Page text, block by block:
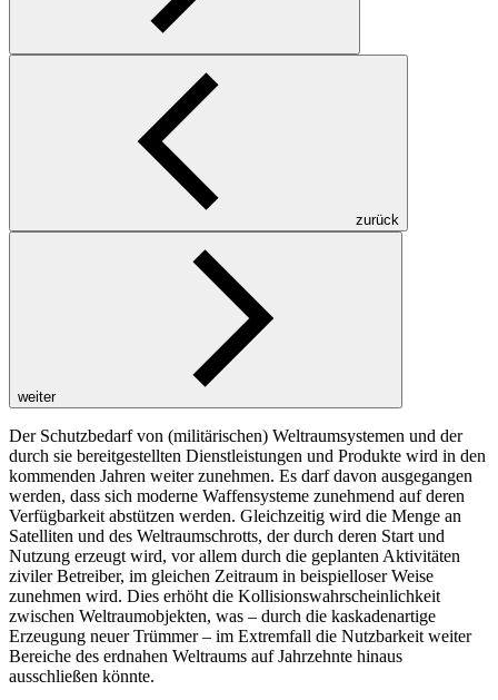
zurück
weiter
Der Schutzbedarf von (militärischen) Weltraumsystemen und der
durch sie bereitgestellten Dienstleistungen und Produkte wird in den
kommenden Jahren weiter zunehmen. Es darf davon ausgegangen
werden, dass sich moderne Waffensysteme zunehmend auf deren
Verfügbarkeit abstützen werden. Gleichzeitig wird die Menge an
Satelliten und des Weltraumschrotts, der durch deren Start und
Nutzung erzeugt wird, vor allem durch die geplanten Aktivitäten
ziviler Betreiber, im gleichen Zeitraum in beispielloser Weise
zunehmen wird. Dies erhöht die Kollisionswahrscheinlichkeit
zwischen Weltraumobjekten, was – durch die kaskadenartige
Erzeugung neuer Trümmer – im Extremfall die Nutzbarkeit weiter
Bereiche des erdnahen Weltraums auf Jahrzehnte hinaus
ausschließen könnte.